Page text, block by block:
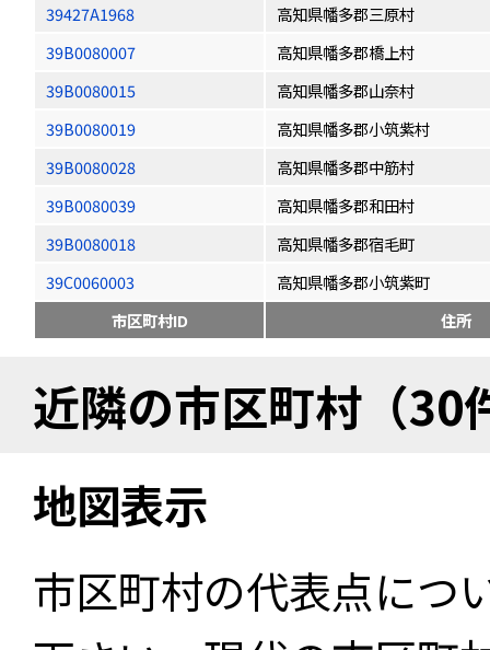
39427A1968
高知県幡多郡三原村
39B0080007
高知県幡多郡橋上村
39B0080015
高知県幡多郡山奈村
39B0080019
高知県幡多郡小筑紫村
39B0080028
高知県幡多郡中筋村
39B0080039
高知県幡多郡和田村
39B0080018
高知県幡多郡宿毛町
39C0060003
高知県幡多郡小筑紫町
市区町村ID
住所
近隣の市区町村（30
地図表示
市区町村の代表点につ